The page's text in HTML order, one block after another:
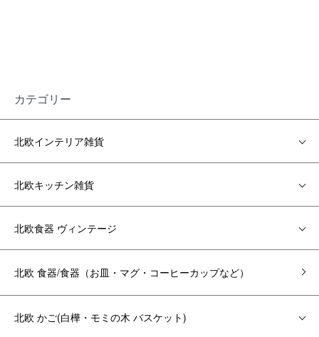
カテゴリー
北欧インテリア雑貨
北欧キッチン雑貨
北欧食器 ヴィンテージ
北欧 食器/食器（お皿・マグ・コーヒーカップなど）
北欧 かご(白樺・モミの木 バスケット)